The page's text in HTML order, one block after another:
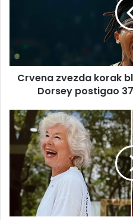
off,
Dorsey
postigao
protiv
Reala
Crvena zvezda korak
Dorsey postigao
Ova
80-
godišnjakinja
je
dokaz
nikad
kasno